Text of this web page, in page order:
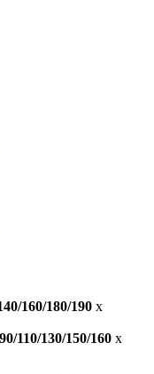
160/180/190 x
90/110/130/150/160 x